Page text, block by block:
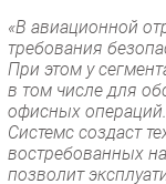
«В авиационной
требования
При этом у
в том числе для
офисных
Системс создаст
востребованных
позволит